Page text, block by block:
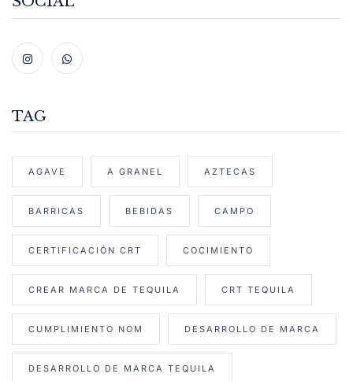
TAG
AGAVE A GRANEL AZTECAS
BARRICAS BEBIDAS CAMPO
CERTIFICACIÓN CRT COCIMIENTO
CREAR MARCA DE TEQUILA CRT TEQUILA
CUMPLIMIENTO NOM DESARROLLO DE MARCA
DESARROLLO DE MARCA TEQUILA